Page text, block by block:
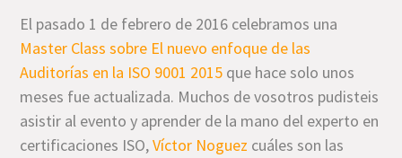
El pasado 1 de febrero de 2016 celebramos una
Master Class sobre El nuevo enfoque de las
Auditorías en la ISO 9001 2015 que hace solo unos
meses fue actualizada. Muchos de vosotros pudisteis
asistir al evento y aprender de la mano del experto en
certificaciones ISO,Víctor Noguez cuáles son las